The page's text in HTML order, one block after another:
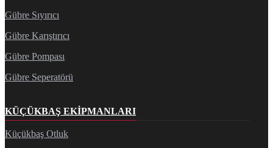
Gübre Sıyırıcı
Gübre Karıştırıcı
Gübre Pompası
Gübre Seperatörü
KÜÇÜKBAŞ EKIPMANLARI
Küçükbaş Otluk